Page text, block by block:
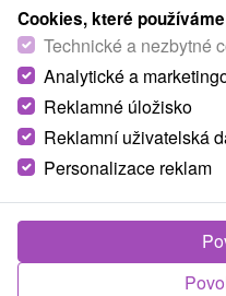
Poloha
- nachází se v centru
- v okolí návštěvníci
Malé a Velké Fatry
Otevírací doba
- otevřený celoročně
voda
- je tu termální voda, která
- minerální voda, která se
Cookies, které používáme
Technické a nezbytné
Analytické a
Reklamné úložisko
Reklamní uživatelská
Personalizace reklam